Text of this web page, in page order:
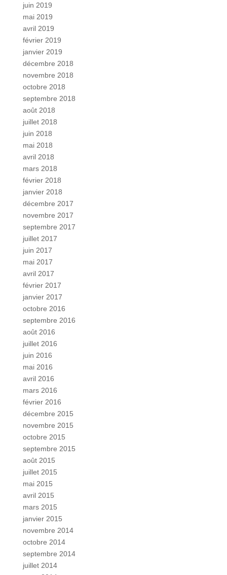
juin 2019
mai 2019
avril 2019
février 2019
janvier 2019
décembre 2018
novembre 2018
octobre 2018
septembre 2018
août 2018
juillet 2018
juin 2018
mai 2018
avril 2018
mars 2018
février 2018
janvier 2018
décembre 2017
novembre 2017
septembre 2017
juillet 2017
juin 2017
mai 2017
avril 2017
février 2017
janvier 2017
octobre 2016
septembre 2016
août 2016
juillet 2016
juin 2016
mai 2016
avril 2016
mars 2016
février 2016
décembre 2015
novembre 2015
octobre 2015
septembre 2015
août 2015
juillet 2015
mai 2015
avril 2015
mars 2015
janvier 2015
novembre 2014
octobre 2014
septembre 2014
juillet 2014